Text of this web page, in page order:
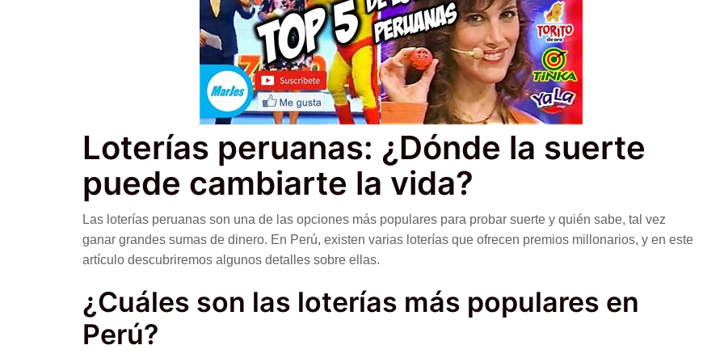
Loterías peruanas: ¿Dónde la suerte
puede cambiarte la vida?
Las loterías peruanas son una de las opciones más populares para probar suerte y quién sabe, tal vez
ganar grandes sumas de dinero. En Perú, existen varias loterías que ofrecen premios millonarios, y en este
artículo descubriremos algunos detalles sobre ellas.
¿Cuáles son las loterías más populares en
Perú?